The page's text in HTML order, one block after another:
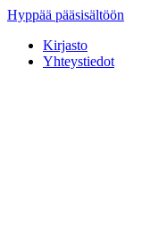
Hyppää pääsisältöön
Kirjasto
Yhteystiedot